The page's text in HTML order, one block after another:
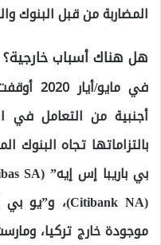
المضاربة من قبل البنوك
هل هناك أسباب خارجية؟
أجنبية من التعامل في
بالتزاماتها تجاه
موجودة خارج تركيا،